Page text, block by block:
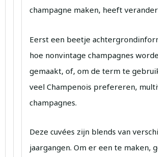
champagne maken, heeft
Eerst een beetje
hoe nonvintage champagnes
gemaakt, of, om de term te
veel Champenois prefereren,
champagnes.
Deze cuvées zijn blends van
jaargangen. Om er een te maken,